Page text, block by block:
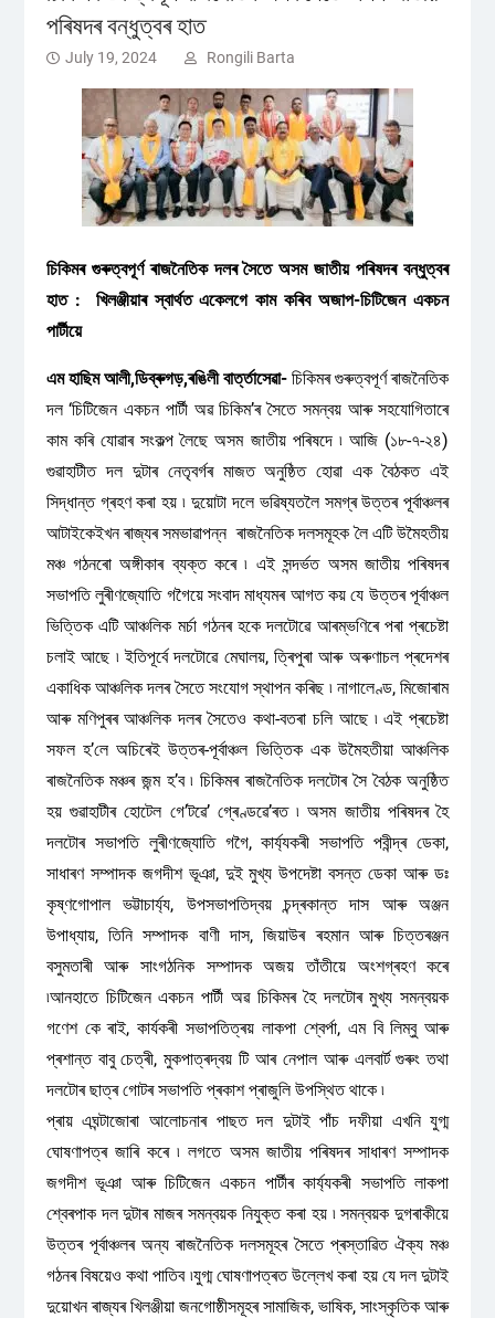
পৰিষদৰ বন্ধুত্বৰ হাত
July 19, 2024 Rongili Barta
চিকিমৰ গুৰুত্বপূৰ্ণ ৰাজনৈতিক দলৰ সৈতে অসম জাতীয় পৰিষদৰ বন্ধুত্বৰ
হাত : খিলঞ্জীয়াৰ স্বাৰ্থত একেলগে কাম কৰিব অজাপ-চিটিজেন একচন
পাৰ্টীয়ে
এম হাছিম আলী,ডিব্ৰুগড়,ৰঙিলী বাৰ্ত্তাসেৱা- চিকিমৰ গুৰুত্বপূৰ্ণ ৰাজনৈতিক
দল ‘চিটিজেন একচন পাৰ্টী অৱ চিকিম’ৰ সৈতে সমন্বয় আৰু সহযোগিতাৰে
কাম কৰি যোৱাৰ সংকল্প লৈছে অসম জাতীয় পৰিষদে ৷ আজি (১৮-৭-২৪)
গুৱাহাটীত দল দুটাৰ নেতৃবৰ্গৰ মাজত অনুষ্ঠিত হোৱা এক বৈঠকত এই
সিদ্ধান্ত গ্ৰহণ কৰা হয় ৷ দুয়োটা দলে ভৱিষ্যতলৈ সমগ্ৰ উত্তৰ পূৰ্বাঞ্চলৰ
আটাইকেইখন ৰাজ্যৰ সমভাৱাপন্ন ৰাজনৈতিক দলসমূহক লৈ এটি উমৈহতীয়
মঞ্চ গঠনৰো অঙ্গীকাৰ ব্যক্ত কৰে ৷ এই সন্দৰ্ভত অসম জাতীয় পৰিষদৰ
সভাপতি লুৰীণজ্যোতি গগৈয়ে সংবাদ মাধ্যমৰ আগত কয় যে উত্তৰ পূৰ্বাঞ্চল
ভিত্তিক এটি আঞ্চলিক মৰ্চা গঠনৰ হকে দলটোৱে আৰম্ভণিৰে পৰা প্ৰচেষ্টা
চলাই আছে ৷ ইতিপূৰ্বে দলটোৱে মেঘালয়, ত্ৰিপুৰা আৰু অৰুণাচল প্ৰদেশৰ
একাধিক আঞ্চলিক দলৰ সৈতে সংযোগ স্থাপন কৰিছ ৷ নাগালেণ্ড, মিজোৰাম
আৰু মণিপুৰৰ আঞ্চলিক দলৰ সৈতেও কথা-বতৰা চলি আছে ৷ এই প্ৰচেষ্টা
সফল হ’লে অচিৰেই উত্তৰ-পূৰ্বাঞ্চল ভিত্তিক এক উমৈহতীয়া আঞ্চলিক
ৰাজনৈতিক মঞ্চৰ জন্ম হ’ব ৷ চিকিমৰ ৰাজনৈতিক দলটোৰ সৈ বৈঠক অনুষ্ঠিত
হয় গুৱাহাটীৰ হোটেল গে’টৱে’ গ্ৰেণ্ডৱে’ৰত ৷ অসম জাতীয় পৰিষদৰ হৈ
দলটোৰ সভাপতি লুৰীণজ্যোতি গগৈ, কাৰ্য্যকৰী সভাপতি পবীন্দ্ৰ ডেকা,
সাধাৰণ সম্পাদক জগদীশ ভূঞা, দুই মুখ্য উপদেষ্টা বসন্ত ডেকা আৰু ডঃ
কৃষ্ণগোপাল ভট্টাচাৰ্য্য, উপসভাপতিদ্বয় চন্দ্ৰকান্ত দাস আৰু অঞ্জন
উপাধ্যায়, তিনি সম্পাদক বাণী দাস, জিয়াউৰ ৰহমান আৰু চিত্তৰঞ্জন
বসুমতাৰী আৰু সাংগঠনিক সম্পাদক অজয় তাঁতীয়ে অংশগ্ৰহণ কৰে
৷আনহাতে চিটিজেন একচন পাৰ্টী অৱ চিকিমৰ হৈ দলটোৰ মুখ্য সমন্বয়ক
গণেশ কে ৰাই, কাৰ্যকৰী সভাপতিত্ৰয় লাকপা শ্বেৰ্পা, এম বি লিম্বু আৰু
প্ৰশান্ত বাবু চেত্ৰী, মুকপাত্ৰদ্বয় টি আৰ নেপাল আৰু এলবাৰ্ট গুৰুং তথা
দলটোৰ ছাত্ৰ গোটৰ সভাপতি প্ৰকাশ প্ৰাজুলি উপস্থিত থাকে ৷
প্ৰায় এঘন্টাজোৰা আলোচনাৰ পাছত দল দুটাই পাঁচ দফীয়া এখনি যুগ্ম
ঘোষণাপত্ৰ জাৰি কৰে ৷ লগতে অসম জাতীয় পৰিষদৰ সাধাৰণ সম্পাদক
জগদীশ ভূঞা আৰু চিটিজেন একচন পাৰ্টীৰ কাৰ্য্যকৰী সভাপতি লাকপা
শ্বেৰপাক দল দুটাৰ মাজৰ সমন্বয়ক নিযুক্ত কৰা হয় ৷ সমন্বয়ক দুগৰাকীয়ে
উত্তৰ পূৰ্বাঞ্চলৰ অন্য ৰাজনৈতিক দলসমূহৰ সৈতে প্ৰস্তাৱিত ঐক্য মঞ্চ
গঠনৰ বিষয়েও কথা পাতিব ৷যুগ্ম ঘোষণাপত্ৰত উল্লেখ কৰা হয় যে দল দুটাই
দুয়োখন ৰাজ্যৰ খিলঞ্জীয়া জনগোষ্ঠীসমূহৰ সামাজিক, ভাষিক, সাংস্কৃতিক আৰু